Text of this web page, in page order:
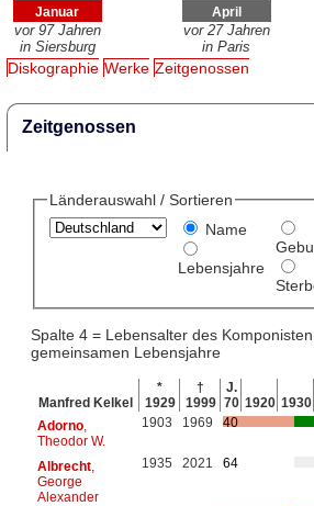
Januar
vor 97 Jahren
in Siersburg
April
vor 27 Jahren
in Paris
Diskographie Werke Zeitgenossen
Zeitgenossen
Länderauswahl / Sortieren
Name
Lebensjahre
Spalte 4 = Lebensalter des
gemeinsamen Lebensjahre
Manfred Kelkel
*
1929
†
1999
J.
70 1920 1930
Adorno,
Theodor W.
1903 1969 40
Albrecht,
George
Alexander
1935 2021 64